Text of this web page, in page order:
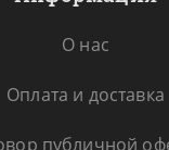
О нас
Оплата и доставка
публичной